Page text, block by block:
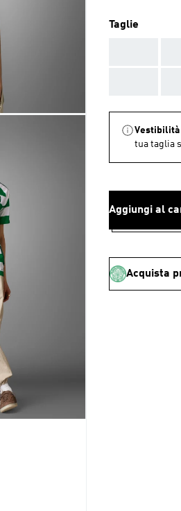
Taglie
Vestibilità
tua taglia
Aggiungi al
Acquista